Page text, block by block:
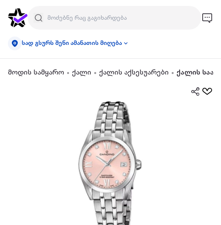
სად გსურს შენი ამანათის მიღება
მოდის სამყარო ქალი ქალის აქსესუარები ქალის